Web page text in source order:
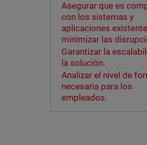
Asegurar que es
con los sistemas y
aplicaciones
minimizar las
Garantizar la
la solución.
Analizar el nivel de
necesaria para los
empleados.